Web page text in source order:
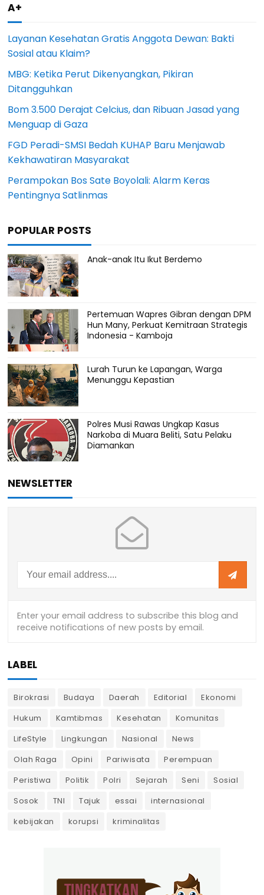
A+
Layanan Kesehatan Gratis Anggota Dewan: Bakti
Sosial atau Klaim?
MBG: Ketika Perut Dikenyangkan, Pikiran
Ditangguhkan
Bom 3.500 Derajat Celcius, dan Ribuan Jasad yang
Menguap di Gaza
FGD Peradi-SMSI Bedah KUHAP Baru Menjawab
Kekhawatiran Masyarakat
Perampokan Bos Sate Boyolali: Alarm Keras
Pentingnya Satlinmas
POPULAR POSTS
Anak-anak Itu Ikut Berdemo
Pertemuan Wapres Gibran dengan DPM
Hun Many, Perkuat Kemitraan Strategis
Indonesia - Kamboja
Lurah Turun ke Lapangan, Warga
Menunggu Kepastian
Polres Musi Rawas Ungkap Kasus
Narkoba di Muara Beliti, Satu Pelaku
Diamankan
NEWSLETTER
LABEL
Birokrasi Budaya Daerah Editorial
Ekonomi
Hukum
Kamtibmas Kesehatan
Komunitas
LifeStyle
Lingkungan Nasional
News
Olah Raga
Opini Pariwisata
Perempuan
Peristiwa
Politik Polri Sejarah Seni
Sosial
Sosok
TNI Tajuk essai
internasional
kebijakan
korupsi kriminalitas